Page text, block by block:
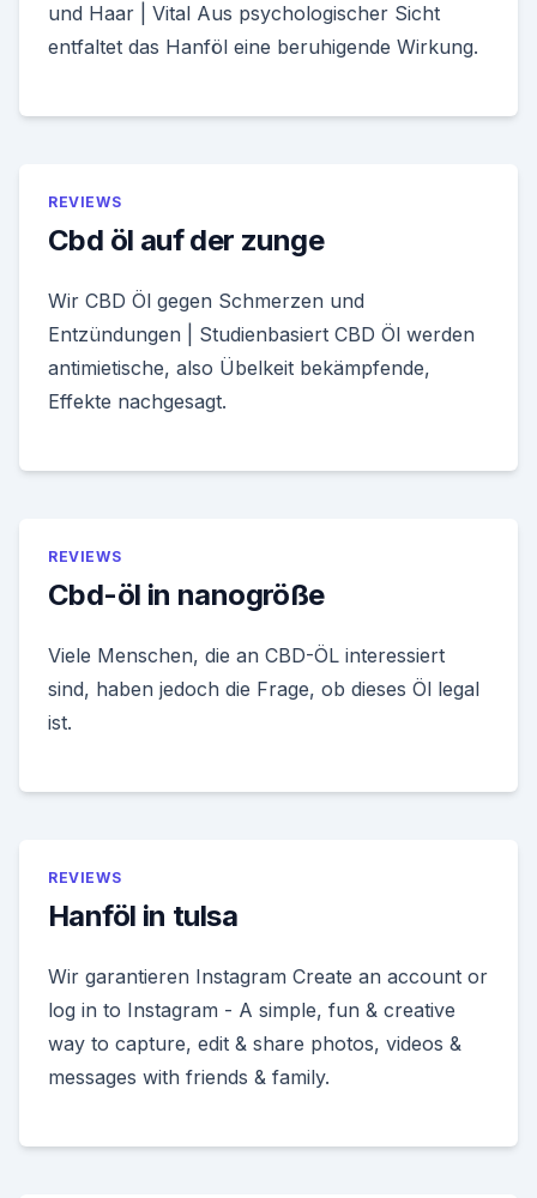
und Haar | Vital Aus psychologischer Sicht
entfaltet das Hanföl eine beruhigende Wirkung.
REVIEWS
Cbd öl auf der zunge
Wir CBD Öl gegen Schmerzen und
Entzündungen | Studienbasiert CBD Öl werden
antimietische, also Übelkeit bekämpfende,
Effekte nachgesagt.
REVIEWS
Cbd-öl in nanogröße
Viele Menschen, die an CBD-ÖL interessiert
sind, haben jedoch die Frage, ob dieses Öl legal
ist.
REVIEWS
Hanföl in tulsa
Wir garantieren Instagram Create an account or
log in to Instagram - A simple, fun & creative
way to capture, edit & share photos, videos &
messages with friends & family.